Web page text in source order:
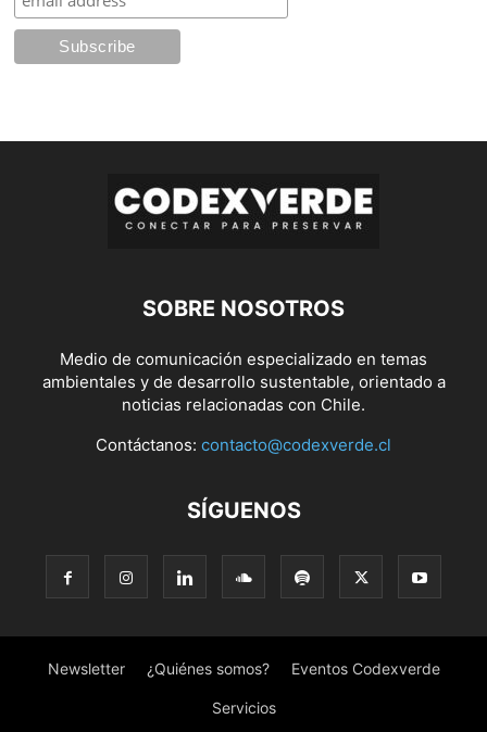
SOBRE NOSOTROS
Medio de comunicación especializado en temas
ambientales y de desarrollo sustentable, orientado a
noticias relacionadas con Chile.
Contáctanos: contacto@codexverde.cl
SÍGUENOS
Newsletter ¿Quiénes somos? Eventos Codexverde
Servicios